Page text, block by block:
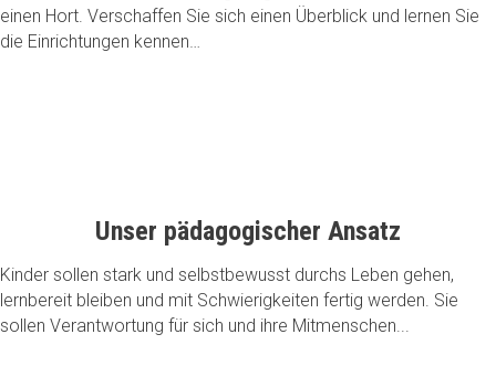
einen Hort. Verschaffen Sie sich einen Überblick und lernen Sie
die Einrichtungen kennen…
Unser pädagogischer Ansatz
Kinder sollen stark und selbstbewusst durchs Leben gehen,
lernbereit bleiben und mit Schwierigkeiten fertig werden. Sie
sollen Verantwortung für sich und ihre Mitmenschen...